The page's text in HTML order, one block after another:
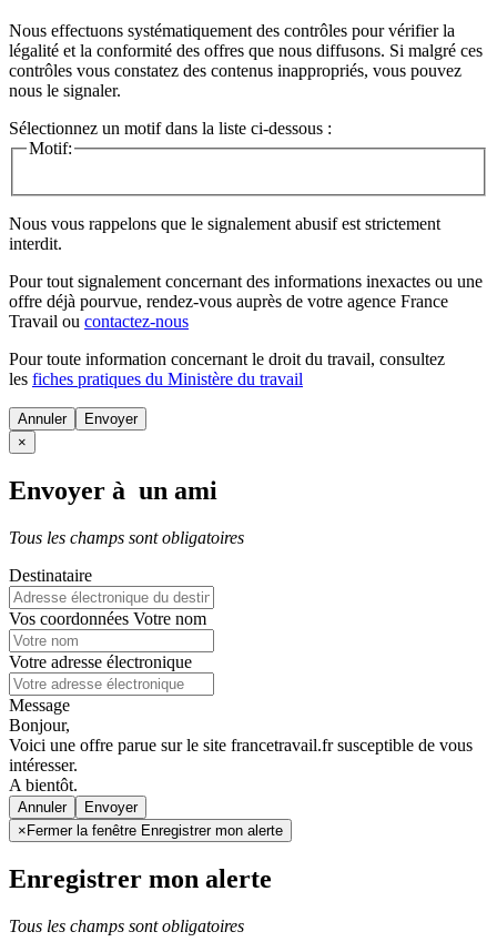
Nous effectuons systématiquement des contrôles pour vérifier la
légalité et la conformité des offres que nous diffusons. Si malgré ces
contrôles vous constatez des contenus inappropriés, vous pouvez
nous le signaler.
Sélectionnez un motif dans la liste ci-dessous :
Motif:
Nous vous rappelons que le signalement abusif est strictement
interdit.
Pour tout signalement concernant des informations inexactes ou une
offre déjà pourvue, rendez-vous auprès de votre agence France
Travail ou contactez-nous
Pour toute information concernant le droit du travail, consultez
les fiches pratiques du Ministère du travail
Annuler
×
Envoyer à un ami
Tous les champs sont obligatoires
Destinataire
Vos coordonnées Votre nom
Votre adresse électronique
Message
Bonjour,
Voici une offre parue sur le site francetravail.fr susceptible de vous
intéresser.
A bientôt.
Annuler
× Fermer la fenêtre Enregistrer mon alerte
Enregistrer mon alerte
Tous les champs sont obligatoires